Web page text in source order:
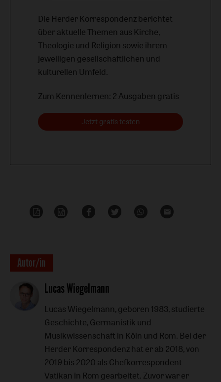
Die Herder Korrespondenz berichtet
über aktuelle Themen aus Kirche,
Theologie und Religion sowie ihrem
jeweiligen gesellschaftlichen und
kulturellen Umfeld.
Zum Kennenlernen: 2 Ausgaben gratis
Jetzt gratis testen
Überschrift
Artikel-
Infos
Autor/in
Lucas Wiegelmann
Lucas Wiegelmann, geboren 1983, studierte
Geschichte, Germanistik und
Musikwissenschaft in Köln und Rom. Bei der
Herder Korrespondenz hat er ab 2018, von
2019 bis 2020 als Chefkorrespondent
Vatikan in Rom gearbeitet. Zuvor war er